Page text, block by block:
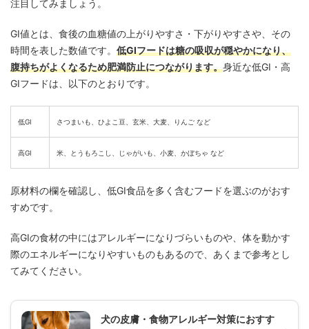
注目してみましょう。
GI値とは、食後の血糖値の上がりやすさ・下がりやすさや、その
時間を表した数値です。 低GIフードは糖の吸収が穏やかになり、
腹持ちがよくなるため肥満防止につながります。身近な低GI・高
GIフードは、以下のとおりです。
低GI さつまいも、ひよこ豆、玄米、大麦、りんご など
高GI 米、とうもろこし、じゃがいも、小麦、かぼちゃ など
原材料の欄を確認し、低GI食品を多く含むフードを選ぶのがおす
すめです。
高GIの食材の中にはアレルギーになりづらいものや、体を動かす
際のエネルギーになりやすいものもあるので、あくまで参考とし
てみてください。
犬の皮膚・食物アレルギー対策におすす